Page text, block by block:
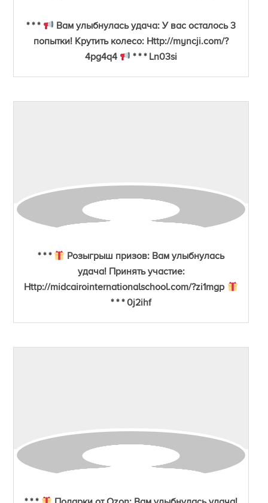
* * *
Вам улыбнулась удача: У вас осталось 3
попытки! Крутить колесо: Http://myncji.com/?
4pg4q4
* * * Ln03si
* * *
Розыгрыш призов: Вам улыбнулась
удача! Принять участие:
Http://midcairointernationalschool.com/?zi1mgp
* * * 0j2ihf